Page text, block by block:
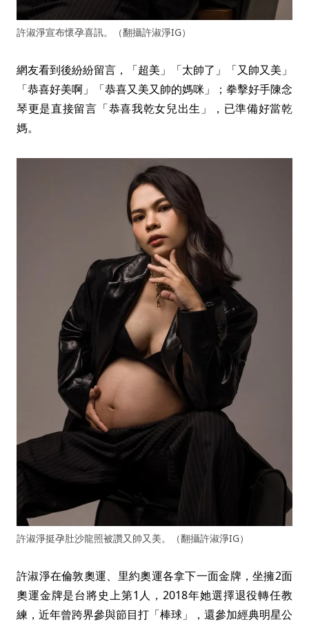
許淑淨宣布懷孕喜訊。（翻攝許淑淨IG）
網友看到後紛紛留言，「超美」「太帥了」「又帥又美」
「恭喜好美啊」「恭喜又美又帥的媽咪」；拳擊好手陳念
琴更是直接留言「恭喜我乾女兒出生」，已準備好當乾
媽。
許淑淨挺孕肚沙龍照被讚又帥又美。（翻攝許淑淨IG）
許淑淨在倫敦奧運、里約奧運各拿下一面金牌，坐擁2面
奧運金牌是台將史上第1人，2018年她選擇退役轉任教
練，近年曾跨界參與節目打「棒球」，還參加經典明星公